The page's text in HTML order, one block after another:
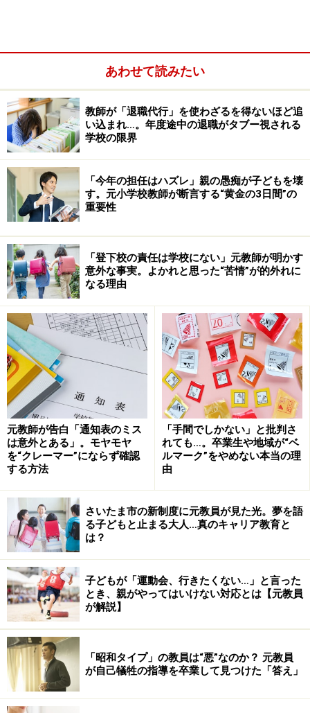
親にしても子どもにしても、こういった「目の前のすべ
きこと」をきちんとクリアーしていかないと色々な不都
合が生じるため、どうしても優先して取り組むこととな
的化したような感じになってしまうことがあります。
そのような日々を送りがちな日常において、様々な機会
に「将来のこと」「夢」などを考えることは非常に意味
のあることです。先程の「目の前のすべきこと」が「短
期的視点」であれば、「将来のこと」「夢」などを考え
ることは「中・長期的視点」になります。
将来の夢を持つことは、子どもの様々な能
力を伸ばす
子どもは夢を持つことで頑張ることができる
私は小学校の教員をしている時、子ども達に「 やらされ
ている勉強と自分からやっている勉強では効果が10倍違
う」と伝えていました。子どもは、日常生活の流れの中
で、何となく勉強などをします。 真面目な子ども程、教
師に言われたり、親に言われたりしたことなどをきちん
とこなそうとします。そういったことにも学びや育ちは
あるのですが、もし自分でしたいこと、なりたいものな
どが決まっていれば、さらに日々の取り組みの意欲が高
まります。
あわせて読みたい
教師が「退職代行」を使わざるを得ないほど追
い込まれ…。年度途中の退職がタブー視される
学校の限界
「今年の担任はハズレ」親の愚痴が子どもを壊
す。元小学校教師が断言する“黄金の3日間”の
重要性
「登下校の責任は学校にない」元教師が明かす
意外な事実。よかれと思った“苦情”が的外れに
なる理由
元教師が告白「通知表のミス
は意外とある」。モヤモヤ
を“クレーマー”にならず確認
する方法
「手間でしかない」と批判さ
れても…。卒業生や地域が“ベ
ルマーク”をやめない本当の理
由
さいたま市の新制度に元教員が見た光。夢を語
る子どもと止まる大人…真のキャリア教育と
は？
子どもが「運動会、行きたくない…」と言った
とき、親がやってはいけない対応とは【元教員
が解説】
「昭和タイプ」の教員は“悪”なのか？ 元教員
が自己犠牲の指導を卒業して見つけた「答え」